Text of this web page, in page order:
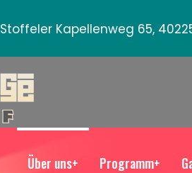
Stoffeler Kapellenweg 65,
Über uns+ Programm+